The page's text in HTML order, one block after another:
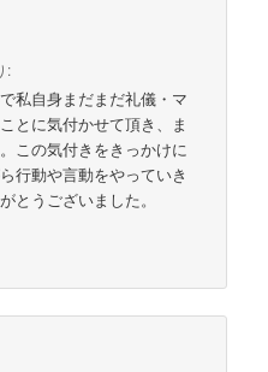
:
私自身まだまだ礼儀・マ
とに気付かせて頂き、ま
この気付きをきっかけに
行動や言動をやっていき
とうございました。